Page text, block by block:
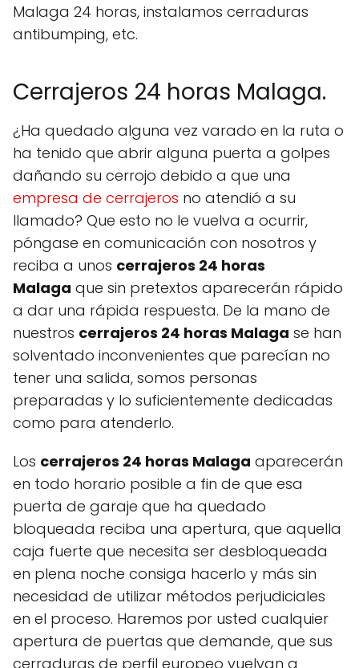
Malaga 24 horas, instalamos cerraduras
antibumping, etc.
Cerrajeros 24 horas Malaga.
¿Ha quedado alguna vez varado en la ruta o
ha tenido que abrir alguna puerta a golpes
dañando su cerrojo debido a que una
empresa de cerrajeros no atendió a su
llamado? Que esto no le vuelva a ocurrir,
póngase en comunicación con nosotros y
reciba a unos cerrajeros 24 horas
Malaga que sin pretextos aparecerán rápido
a dar una rápida respuesta. De la mano de
nuestros cerrajeros 24 horas Malaga se han
solventado inconvenientes que parecían no
tener una salida, somos personas
preparadas y lo suficientemente dedicadas
como para atenderlo.
Los cerrajeros 24 horas Malaga aparecerán
en todo horario posible a fin de que esa
puerta de garaje que ha quedado
bloqueada reciba una apertura, que aquella
caja fuerte que necesita ser desbloqueada
en plena noche consiga hacerlo y más sin
necesidad de utilizar métodos perjudiciales
en el proceso. Haremos por usted cualquier
apertura de puertas que demande, que sus
cerraduras de perfil europeo vuelvan a